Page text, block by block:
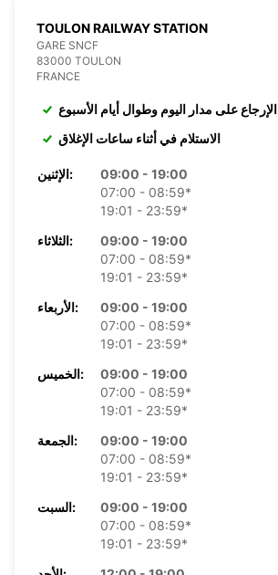
TOULON RAILWAY STATION
GARE SNCF
83000 TOULON
FRANCE
الإرجاع على مدار اليوم وطوال أيام الأسبوع
الاستلام في أثناء ساعات الإغلاق
الإثنين:
09:00 - 19:00
07:00 - 08:59*
19:01 - 23:59*
الثلاثاء:
09:00 - 19:00
07:00 - 08:59*
19:01 - 23:59*
الأربعاء:
09:00 - 19:00
07:00 - 08:59*
19:01 - 23:59*
الخميس:
09:00 - 19:00
07:00 - 08:59*
19:01 - 23:59*
الجمعة:
09:00 - 19:00
07:00 - 08:59*
19:01 - 23:59*
السبت:
09:00 - 19:00
07:00 - 08:59*
19:01 - 23:59*